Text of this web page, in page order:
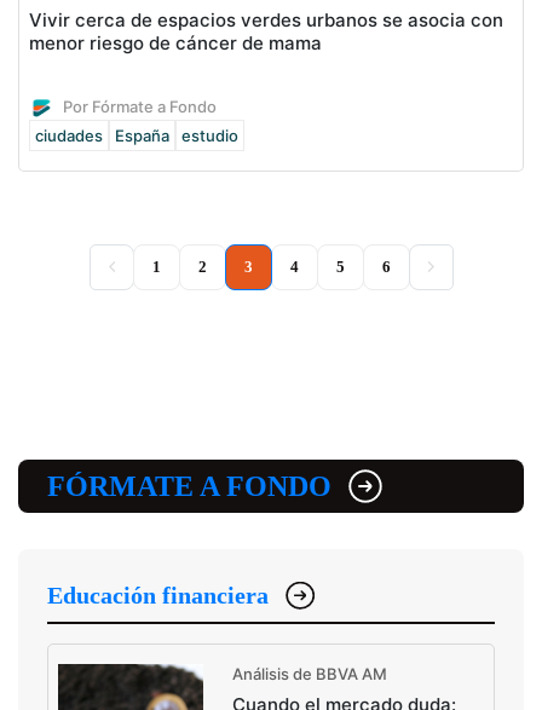
Vivir cerca de espacios verdes urbanos se asocia con
menor riesgo de cáncer de mama
Por Fórmate a Fondo
ciudades
España estudio
1 2 3(current)
4 5 6
FÓRMATE A FONDO
Educación financiera
Análisis de BBVA AM
Cuando el mercado duda: